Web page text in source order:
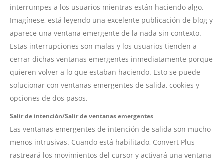
interrumpes a los usuarios mientras están haciendo algo.
Imagínese, está leyendo una excelente publicación de blog y
aparece una ventana emergente de la nada sin contexto.
Estas interrupciones son malas y los usuarios tienden a
cerrar dichas ventanas emergentes inmediatamente porque
quieren volver a lo que estaban haciendo. Esto se puede
solucionar con ventanas emergentes de salida, cookies y
opciones de dos pasos.
Salir de intención/Salir de ventanas emergentes
Las ventanas emergentes de intención de salida son mucho
menos intrusivas. Cuando está habilitado, Convert Plus
rastreará los movimientos del cursor y activará una ventana